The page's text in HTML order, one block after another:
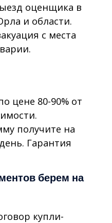
оценщика в
и области.
с места
цене 80-90% от
получите на
Гарантия
берем на
купли-